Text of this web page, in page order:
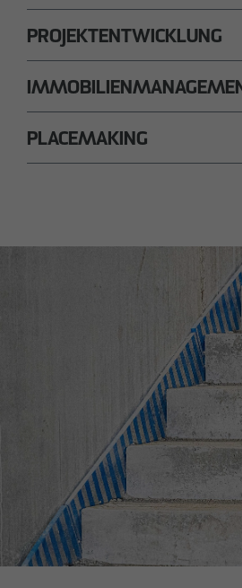
Karsten Hinck
PROJEKTENTWICKLUNG
Holger Fieseler
Michael Miersch
Prokurist
PLACEMAKING
Geschäftsführer Betrieb